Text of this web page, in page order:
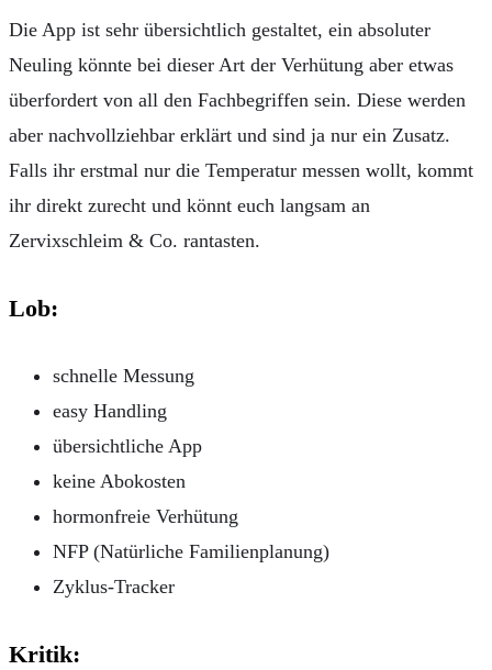
Die App ist sehr übersichtlich gestaltet, ein absoluter
Neuling könnte bei dieser Art der Verhütung aber etwas
überfordert von all den Fachbegriffen sein. Diese werden
aber nachvollziehbar erklärt und sind ja nur ein Zusatz.
Falls ihr erstmal nur die Temperatur messen wollt, kommt
ihr direkt zurecht und könnt euch langsam an
Zervixschleim & Co. rantasten.
Lob:
schnelle Messung
easy Handling
übersichtliche App
keine Abokosten
hormonfreie Verhütung
NFP (Natürliche Familienplanung)
Zyklus-Tracker
Kritik: